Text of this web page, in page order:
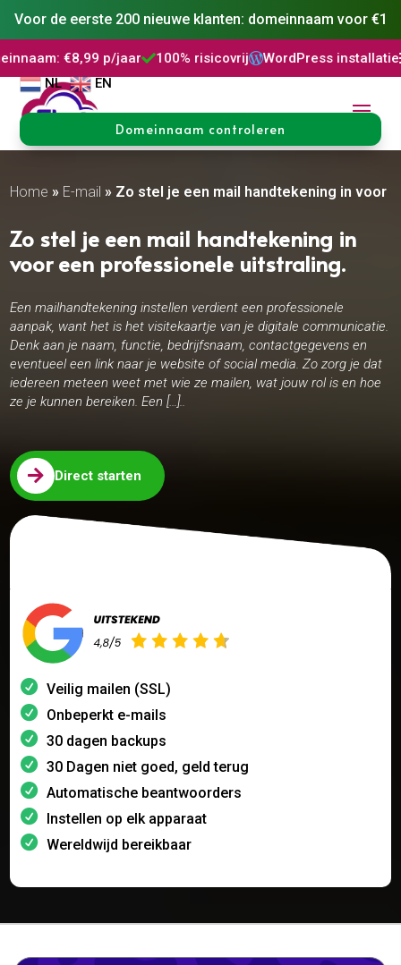
Voor de eerste 200 nieuwe klanten: domeinnaam voor €1
p/jaar100% risicovrij WordPress installatieDNS
NL
EN
Domeinnaam controleren
Home » E-mail » Zo stel je een mail handtekening in voor
Zo stel je een mail handtekening in
voor een professionele uitstraling.​
Een mailhandtekening instellen verdient een professionele
aanpak, want het is het visitekaartje van je digitale communicatie.
Denk aan je naam, functie, bedrijfsnaam, contactgegevens en
eventueel een link naar je website of social media. Zo zorg je dat
iedereen meteen weet met wie ze mailen, wat jouw rol is en hoe
ze je kunnen bereiken. Een […]..
 Direct starten
Veilig mailen (SSL)
Onbeperkt e-mails
30 dagen backups
30 Dagen niet goed, geld terug
Automatische beantwoorders
Instellen op elk apparaat
Wereldwijd bereikbaar